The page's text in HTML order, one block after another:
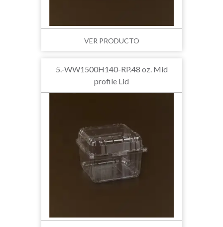
VER PRODUCTO
5.-WW1500H140-RP.48 oz. Mid
profile Lid